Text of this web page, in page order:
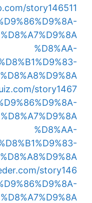
story146511
%D8%AA-
story1467
%D8%AA-
story146